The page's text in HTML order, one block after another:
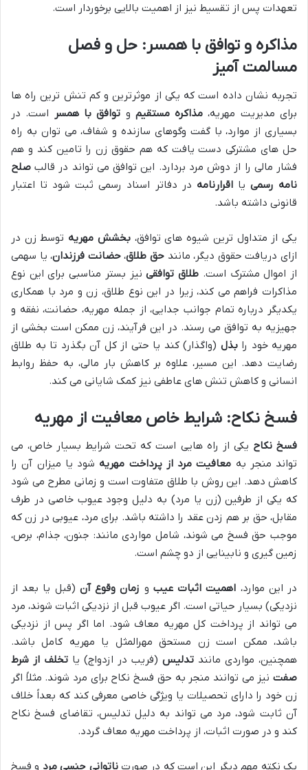
تعهدات پس از تقسیط نیز از اهمیت بالایی برخوردار است.
مذاکره و توافق با همسر: حل و فصل
مسالمت آمیز
تجربه نشان داده است که یکی از موثرترین و کم تنش ترین راه ها
برای مدیریت مهریه، مذاکره مستقیم و توافق با همسر است. در
بسیاری از موارد، با گفت وگوهای سازنده و شفاف، می توان به راه
حل های مشترکی دست یافت که هم حقوق زن را تامین کند و هم
فشار مالی را از دوش مرد بردارد. این توافق می تواند در قالب صلح
نامه رسمی یااقرارنامه در دفاتر اسناد رسمی ثبت شود تا اعتبار
قانونی داشته باشد.
یکی از متداول ترین شیوه های توافق،بخشش مهریه توسط زن در
ازای دریافت حقوق دیگر، مانند حق طلاق،حضانت فرزندان، یا سهمی
از اموال مشترک است. طلاق توافقینیز بستر مناسبی برای این نوع
مذاکرات فراهم می کند، زیرا در این نوع طلاق، زن و مرد با همکاری
یکدیگر درباره تمام جوانب جدایی، از جمله مهریه، حضانت، نفقه و
جهیزیه به توافق می رسند. در این فرآیند، زن ممکن است بخشی از
مهریه خود رابذل (واگذار) کند یا حتی از کل آن بگذرد تا به طلاق
رضایت دهد. این مسیر، علاوه بر کاهش بار مالی، به حفظ روابط
انسانی و کاهش تنش های عاطفی نیز کمک شایانی می کند.
فسخ نکاح: شرایط خاص معافیت از مهریه
فسخ نکاح یکی از راه هایی است که تحت شرایط بسیار خاص، می
تواند منجر به معافیت مرد از پرداخت مهریه شود یا میزان آن را
کاهش دهد. این روش با طلاق متفاوت است و زمانی مطرح می شود
که یکی از طرفین (زن یا مرد) به دلیل وجود عیوب خاصی در طرف
مقابل، حق بر هم زدن عقد را داشته باشد. برای مرد، عیوبی در زن که
موجب حق فسخ می شوند، شامل مواردی مانند: جنون، جذام، برص،
زمین گیری و نابینایی از دو چشم است.
در این موارد، اهمیت اثبات عیب و زمان وقوع آن (قبل یا بعد از
نزدیکی) بسیار حیاتی است. اگر عیوب قبل از نزدیکی اثبات شوند، مرد
می تواند از پرداخت کل مهریه معاف شود. اما اگر پس از نزدیکی
باشد، ممکن است زن مستحق مهرالمثل یا مهریه کامل باشد.
همچنین، مواردی مانند تدلیس (فریب در ازدواج) یا تخلف از شرط
صفت نیز می توانند منجر به حق فسخ نکاح برای مرد شوند. مثلاً اگر
زن خود را دارای تحصیلات یا ویژگی خاصی معرفی کند که بعداً خلاف
آن ثابت شود، مرد می تواند به دلیل تدلیس، تقاضای فسخ نکاح
کند و در صورت اثبات، از پرداخت مهریه معاف گردد.
یک نکته مهم دیگر این است که در صورتناتوانی جنسی مرد و فسخ